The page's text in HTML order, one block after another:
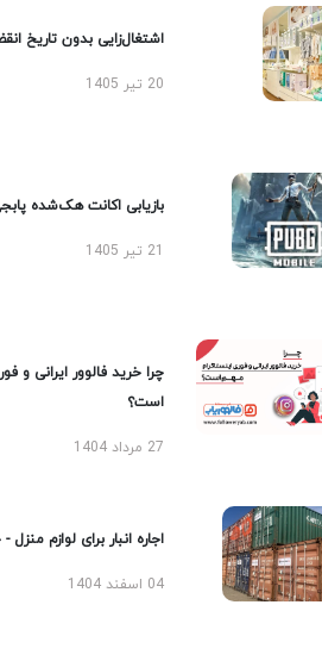
اشتغال‌زایی بدون تاریخ انقضا
20 تیر 1405
بازیابی اکانت هک‌شده پابجی
چرا خرید فالوور ایرانی و
است؟
27 مرداد 1404
اجاره انبار برای لوازم منزل -
04 اسفند 1404